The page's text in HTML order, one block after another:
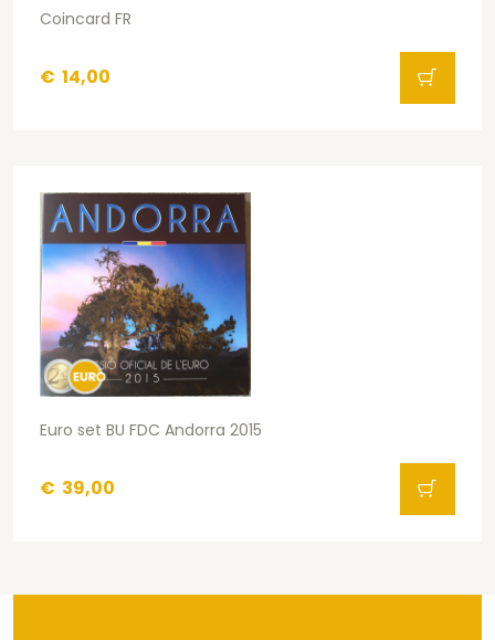
Coincard FR
€ 14,00
Euro set BU FDC Andorra 2015
€ 39,00